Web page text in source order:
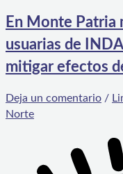
En Monte Patria
usuarias de
mitigar efectos
Deja un comentario /
Norte